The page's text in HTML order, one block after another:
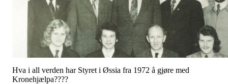
Hva i all verden har Styret i Øssia fra 1972 å gjøre med
Kronehjælpa????